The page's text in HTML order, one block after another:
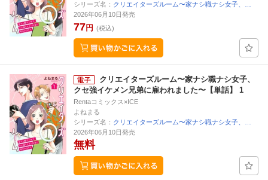
シリーズ名： クリエイターズルーム〜家ナシ職ナシ女子、…
2026年06月10日発売
77円 (税込)
クリエイターズルーム〜家ナシ職ナシ女子、
クセ強イケメン兄弟に雇われました〜【単話】 1
Rentaコミックス×ICE
よねまる
シリーズ名： クリエイターズルーム〜家ナシ職ナシ女子、…
2026年06月10日発売
無料